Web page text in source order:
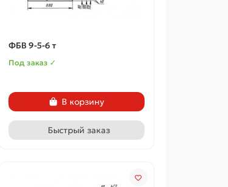
ФБВ 9-5-6 т
Под заказ ✓
В корзину
Быстрый заказ